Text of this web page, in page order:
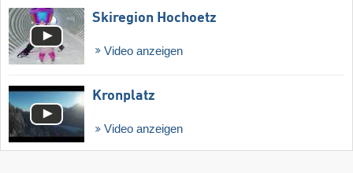
Skiregion Hochoetz
Video anzeigen
Kronplatz
Video anzeigen